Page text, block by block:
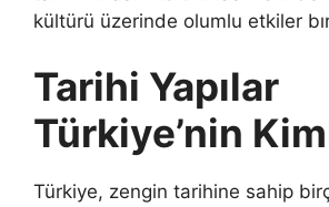
kültürü üzerinde olumlu etkiler
Tarihi Yapılar
Türkiye’nin
Türkiye, zengin tarihine sahip